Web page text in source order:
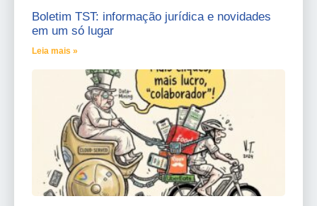
Boletim TST: informação jurídica e novidades
em um só lugar
Leia mais »